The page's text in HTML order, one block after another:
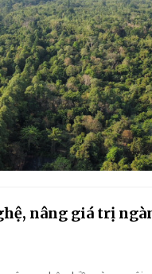
nâng giá trị